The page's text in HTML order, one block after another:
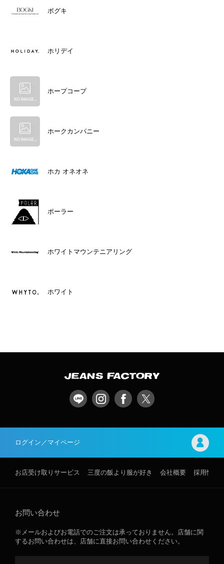
ボグキ
ホリデイ
ホープコープ
ホークカンパニー
ホカ オネオネ
ポーラー
ホワイトマウンテニアリング
ホワイト
ログイン／マイページ
お店受け取りサービス 三度の飯より服が好き 会社概要 採用情報
お問い合わせ
※メールおよびお電話でのご注文は承っておりません。店舗に関
するお問い合わせは、店舗に直接お問い合わせください。